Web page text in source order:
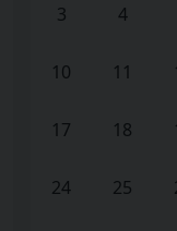
3 4
10 11
17 18
24 25